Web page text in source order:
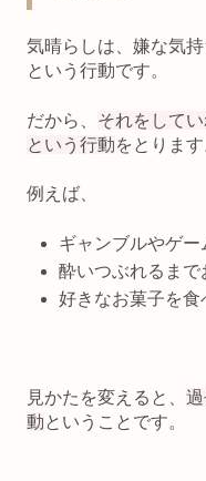
気晴らしは、嫌な気
という行動です。
だから、 それをして
という行動をとります
例えば、
ギャンブルやゲー
酔いつぶれるまで
好きなお菓子を食
見かたを変えると、
動ということです。